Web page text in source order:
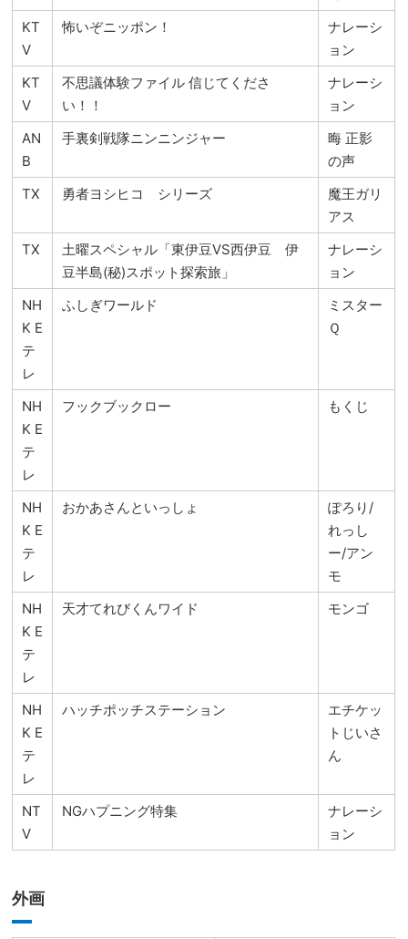
KT
V
怖いぞニッポン！
ナレーシ
ョン
KT
V
不思議体験ファイル 信じてくださ
い！！
ナレーシ
ョン
AN
B
手裏剣戦隊ニンニンジャー
晦 正影
の声
TX
勇者ヨシヒコ シリーズ
魔王ガリ
アス
TX
土曜スペシャル「東伊豆VS西伊豆 伊
豆半島(秘)スポット探索旅」
ナレーシ
ョン
NH
K E
テ
レ
ふしぎワールド
ミスター
Ｑ
NH
K E
テ
レ
フックブックロー もくじ
NH
K E
テ
レ
おかあさんといっしょ
ぽろり/
れっし
ー/アン
モ
NH
K E
テ
レ
天才てれびくんワイド モンゴ
NH
K E
テ
レ
ハッチポッチステーション
エチケッ
トじいさ
ん
NT
V
NGハプニング特集
ナレーシ
ョン
外画